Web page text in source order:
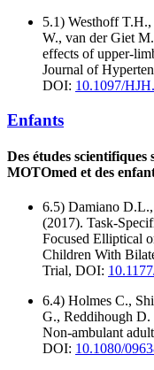
5.1) Westhoff
W., van der Giet
effects of upper-
Journal of
DOI: 10.1097/
Enfants
Des études
MOTOmed et des
6.5) Damiano
(2017). Task-
Focused Elliptical
Children With
Trial, DOI:
6.4) Holmes C.,
G., Reddihough D.
Non-ambulant
DOI: 10.1080/